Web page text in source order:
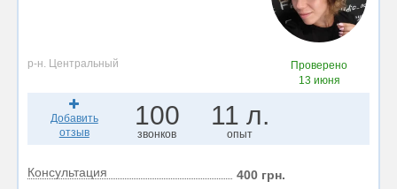
р-н. Центральный
Проверено
13 июня
Добавить
отзыв
100
звонков
11 л.
опыт
Консультация 400 грн.